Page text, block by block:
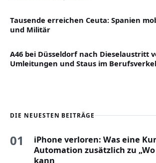
Tausende erreichen Ceuta: Spanien
und Militär
A46 bei Düsseldorf nach Dieselaustritt
Umleitungen und Staus im
DIE NEUESTEN BEITRÄGE
01
iPhone verloren: Was eine
Automation zusätzlich zu
kann